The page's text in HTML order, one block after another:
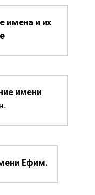
имена и их
имени
Ефим.